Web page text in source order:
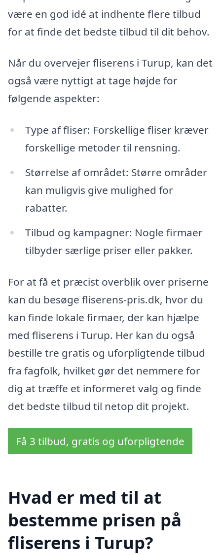
være en god idé at indhente flere tilbud
for at finde det bedste tilbud til dit behov.
Når du overvejer fliserens i Turup, kan det
også være nyttigt at tage højde for
følgende aspekter:
Type af fliser: Forskellige fliser kræver
forskellige metoder til rensning.
Størrelse af området: Større områder
kan muligvis give mulighed for
rabatter.
Tilbud og kampagner: Nogle firmaer
tilbyder særlige priser eller pakker.
For at få et præcist overblik over priserne
kan du besøge fliserens-pris.dk, hvor du
kan finde lokale firmaer, der kan hjælpe
med fliserens i Turup. Her kan du også
bestille tre gratis og uforpligtende tilbud
fra fagfolk, hvilket gør det nemmere for
dig at træffe et informeret valg og finde
det bedste tilbud til netop dit projekt.
Få 3 tilbud, gratis og uforpligtende
Hvad er med til at
bestemme prisen på
fliserens i Turup?